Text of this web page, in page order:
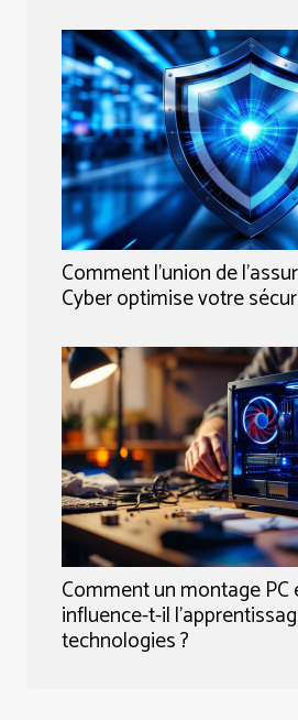
Comment l'union de
Cyber optimise votre
Comment un montage PC
influence-t-il
technologies ?